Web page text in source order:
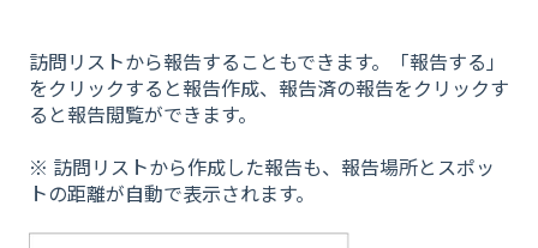
訪問リストから報告することもできます。「報告する」
をクリックすると報告作成、報告済の報告をクリックす
ると報告閲覧ができます。
※ 訪問リストから作成した報告も、報告場所とスポッ
トの距離が自動で表示されます。